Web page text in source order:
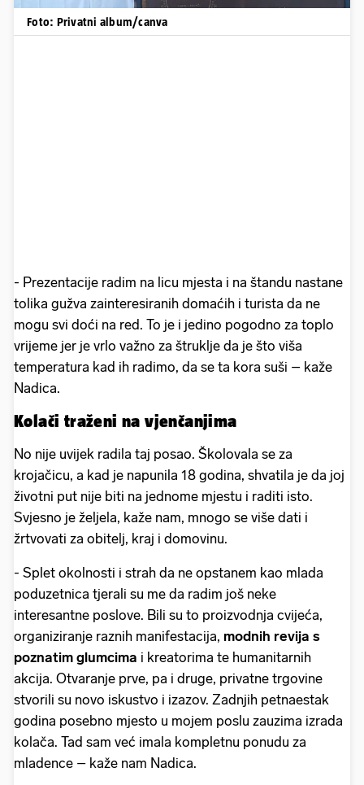
Foto: Privatni album/canva
- Prezentacije radim na licu mjesta i na štandu nastane
tolika gužva zainteresiranih domaćih i turista da ne
mogu svi doći na red. To je i jedino pogodno za toplo
vrijeme jer je vrlo važno za štruklje da je što viša
temperatura kad ih radimo, da se ta kora suši – kaže
Nadica.
Kolači traženi na vjenčanjima
No nije uvijek radila taj posao. Školovala se za
krojačicu, a kad je napunila 18 godina, shvatila je da joj
životni put nije biti na jednome mjestu i raditi isto.
Svjesno je željela, kaže nam, mnogo se više dati i
žrtvovati za obitelj, kraj i domovinu.
- Splet okolnosti i strah da ne opstanem kao mlada
poduzetnica tjerali su me da radim još neke
interesantne poslove. Bili su to proizvodnja cvijeća,
organiziranje raznih manifestacija, modnih revija s
poznatim glumcima i kreatorima te humanitarnih
akcija. Otvaranje prve, pa i druge, privatne trgovine
stvorili su novo iskustvo i izazov. Zadnjih petnaestak
godina posebno mjesto u mojem poslu zauzima izrada
kolača. Tad sam već imala kompletnu ponudu za
mladence – kaže nam Nadica.